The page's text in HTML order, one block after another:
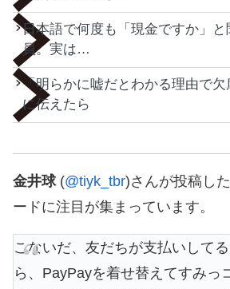
日本語で何度も「現金ですか」
員。実は…
「明らかに嘘だとわかる理由で欠
に伝えたら
金井球(@tiyk_tbr)さんが投稿し
ードに注目が集まっています。
こないだ、友だちが支払いして
ら、PayPayを着せ替えてすみっ